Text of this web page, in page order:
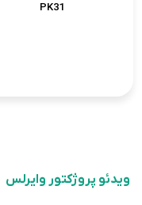
PK31
ویدئو پروژکتور وایرلس